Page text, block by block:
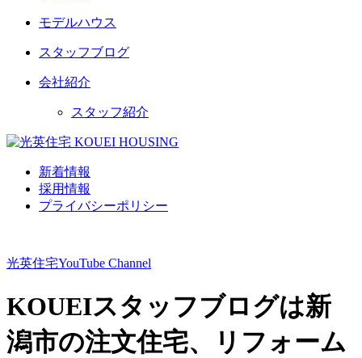
モデルハウス
スタッフブログ
会社紹介
スタッフ紹介
新着情報
採用情報
プライバシーポリシー
光英住宅YouTube Channel
KOUEIスタッフブログは新
潟市の注文住宅、リフォーム